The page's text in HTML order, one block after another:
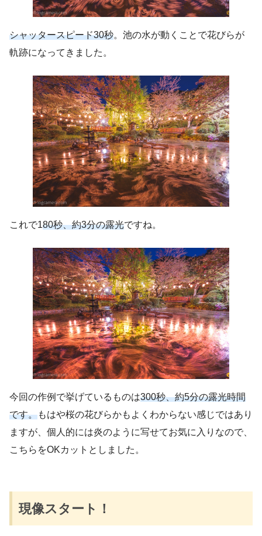
シャッタースピード30秒。池の水が動くことで花びらが
軌跡になってきました。
これで180秒、約3分の露光ですね。
今回の作例で挙げているものは300秒、約5分の露光時間
です。もはや桜の花びらかもよくわからない感じではあり
ますが、個人的には炎のように写せてお気に入りなので、
こちらをOKカットとしました。
現像スタート！